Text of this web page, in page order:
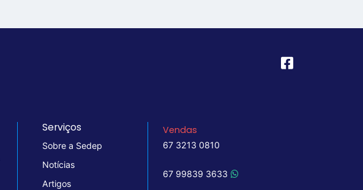
Serviços
Sobre a Sedep
Notícias
Artigos
Vendas
67 3213 0810
67 99839 3633